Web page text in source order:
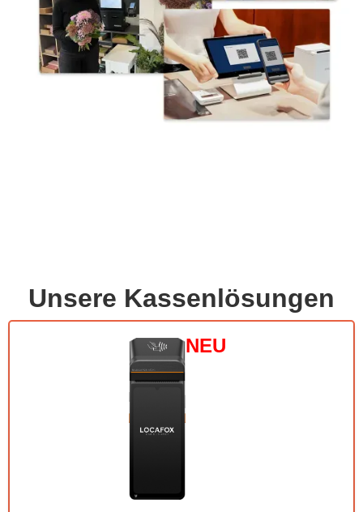
Unsere Kassenlösungen
NEU